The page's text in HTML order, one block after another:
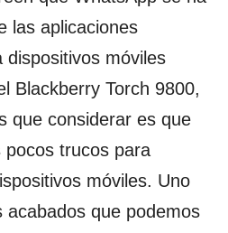
las aplicaciones
dispositivos móviles
Blackberry Torch 9800,
que considerar es que
pocos trucos para
móviles. Uno
acabados que podemos